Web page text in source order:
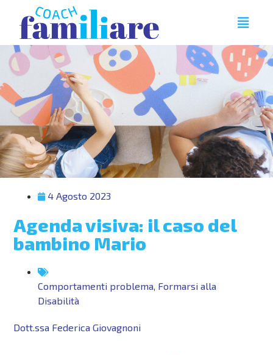
4 Agosto 2023
Agenda visiva: il caso del
bambino Mario
Comportamenti problema Formarsi alla
Disabilità
Dott.ssa Federica Giovagnoni